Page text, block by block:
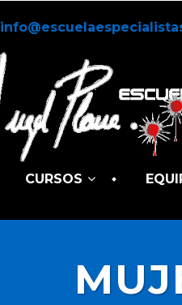
CURSOS